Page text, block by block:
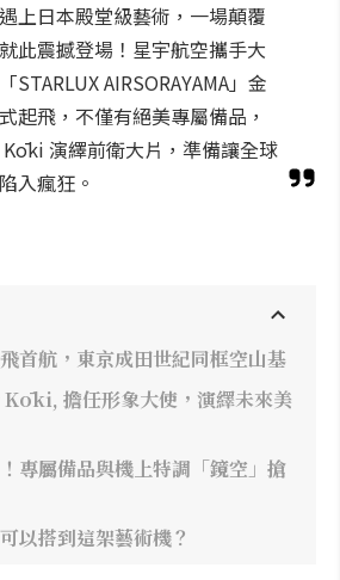
上日本殿堂級藝術，一場顛覆
此震撼登場！星宇航空攜手大
STARLUX AIRSORAYAMA」金
起飛，不僅有絕美專屬備品，
演繹前衛大片，準備讓全球
入瘋狂。
首航，東京成田世紀同框空山基
Kōki, 擔任形象大使，演繹未來美
專屬備品與機上特調「鏡空」搶
以搭到這架藝術機？